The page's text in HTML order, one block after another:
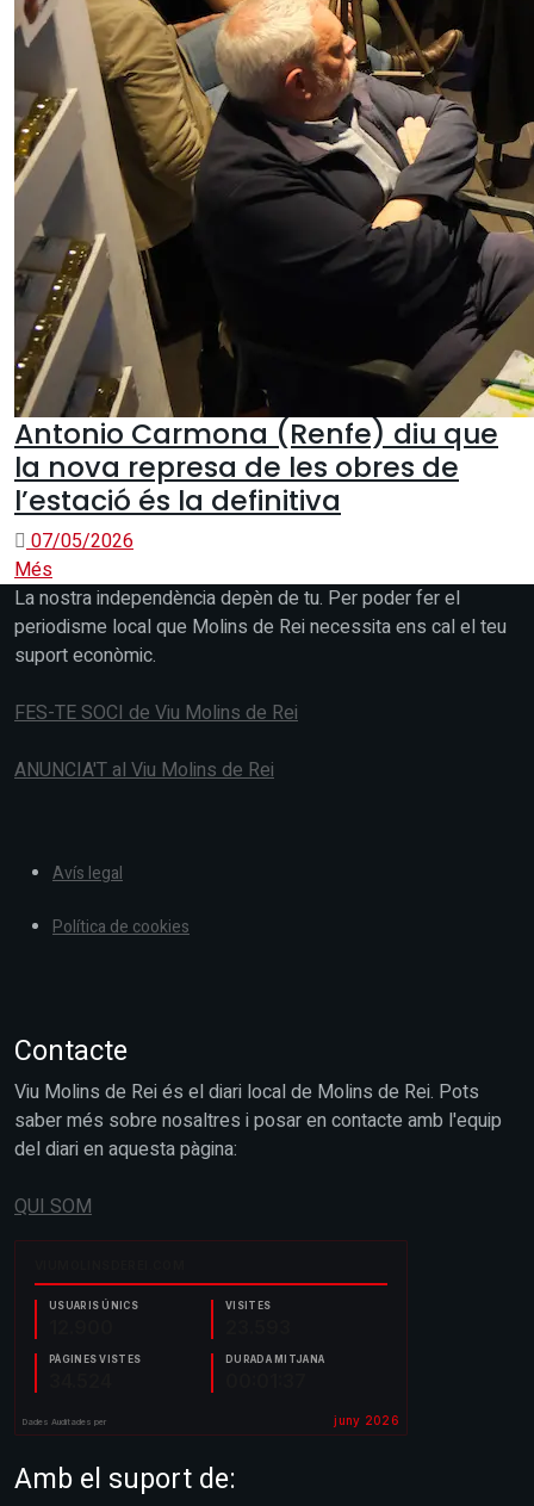
Antonio Carmona (Renfe) diu que
la nova represa de les obres de
l’estació és la definitiva
07/05/2026
Més
La nostra independència depèn de tu. Per poder fer el
periodisme local que Molins de Rei necessita ens cal el teu
suport econòmic.
FES-TE SOCI de Viu Molins de Rei
ANUNCIA'T al Viu Molins de Rei
Avís legal
Política de cookies
Contacte
Viu Molins de Rei és el diari local de Molins de Rei. Pots
saber més sobre nosaltres i posar en contacte amb l'equip
del diari en aquesta pàgina:
QUI SOM
Amb el suport de: